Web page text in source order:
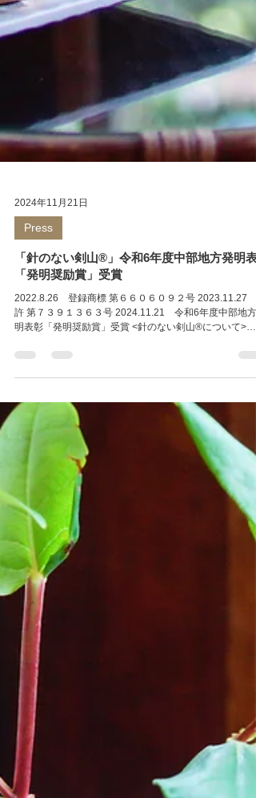
2024年11月21日
Press
「発明奨励賞」受賞
2022.8.26 登録商標 第６６０６０９２号 2023.11.27
明表彰「発明奨励賞」受賞 <針のない剣山®について>
する銅合金製の針のない剣山。 銅合金の抗菌効果で水の
食を防ぎ、花を167％みずみずしく長持ちさせます。 そ
「針のない剣山」がKAMAHACHIブランドの登録商標と
りました。 これからも、季節の移り変わりとともに暮ら
を彩りながら、KAMAHACHIは時を超え、国境を超え未
へと美をつなぎます。 2024.11.21 令和6年度中部地方発
明表彰「発明奨励賞」受賞 金属素材が持つ機能性と鋳造
術を活かした効果的な製造方法における保有特許につい
て、令和6年度中部地方発明表彰「発明奨励賞」を